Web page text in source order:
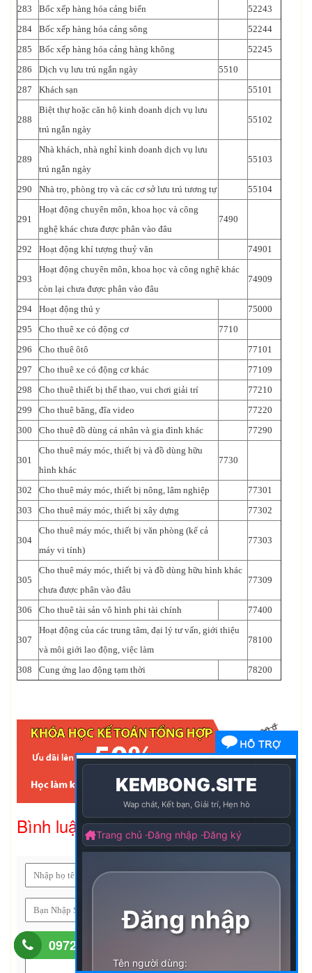
283
Bốc xếp hàng hóa cảng biển
52243
284
Bốc xếp hàng hóa cảng sông
52244
285
Bốc xếp hàng hóa cảng hàng không
52245
286
Dịch vụ lưu trú ngắn ngày
5510
287
Khách sạn 55101
288
Biệt thự hoặc căn hộ kinh doanh dịch vụ lưu
trú ngắn ngày
55102
289
Nhà khách, nhà nghỉ kinh doanh dịch vụ lưu
trú ngắn ngày
55103
290 Nhà trọ, phòng trọ và các cơ sở lưu trú tương tự 55104
291
Hoạt động chuyên môn, khoa học và công
nghệ khác chưa được phân vào đâu
7490
292 Hoạt động khí tượng thuỷ văn 74901
293
Hoạt động chuyên môn, khoa học và công nghệ khác
còn lại chưa được phân vào đâu
74909
294 Hoạt động thú y
75000
295
Cho thuê xe có động cơ
7710
296
Cho thuê ôtô
77101
297
Cho thuê xe có động cơ khác
77109
298
Cho thuê thiết bị thể thao, vui chơi giải trí
77210
299
Cho thuê băng, đĩa video
77220
300
Cho thuê đồ dùng cá nhân và gia đình khác 77290
301
Cho thuê máy móc, thiết bị và đồ dùng hữu
hình khác
7730
302 Cho thuê máy móc, thiết bị nông, lâm nghiệp
77301
303
Cho thuê máy móc, thiết bị xây dựng 77302
304
Cho thuê máy móc, thiết bị văn phòng (kể cả
máy vi tính)
77303
305
Cho thuê máy móc, thiết bị và đồ dùng hữu hình khác
chưa được phân vào đâu
77309
306 Cho thuê tài sản vô hình phi tài chính 77400
307
Hoạt động của các trung tâm, đại lý tư vấn, giới thiệu
và môi giới lao động, việc làm
78100
308 Cung ứng lao động tạm thời 78200
Bình luận
0988.043.053
0972.868.960